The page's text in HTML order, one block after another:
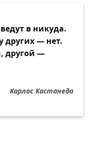
в никуда.
других — нет.
другой —
Карлос Кастанеда